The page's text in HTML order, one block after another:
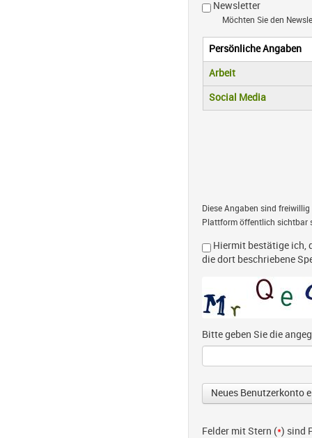
Newsletter
Möchten Sie den
Vertikale
Persönliche Angaben
(aktiver Reiter)
Arbeit
Social Media
Diese Angaben sind
Plattform öffentlich sichtbar
Hiermit bestätige ich,
die dort beschriebene
Bitte geben Sie die
Felder mit Stern (*) sind